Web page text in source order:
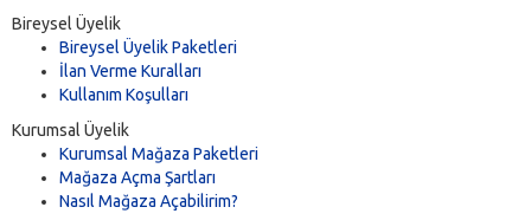
Bireysel Üyelik
Bireysel Üyelik Paketleri
İlan Verme Kuralları
Kullanım Koşulları
Kurumsal Üyelik
Kurumsal Mağaza Paketleri
Mağaza Açma Şartları
Nasıl Mağaza Açabilirim?